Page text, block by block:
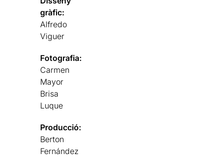
gràfic:
Alfredo
Viguer
Fotografia:
Carmen
Mayor
Brisa
Luque
Producció:
Berton
Fernández